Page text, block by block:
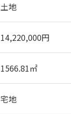
土地
14,220,000円
1566.81㎡
宅地